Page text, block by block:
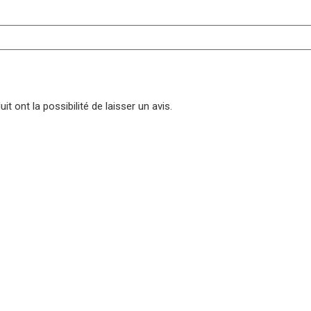
ont la possibilité de laisser un avis.